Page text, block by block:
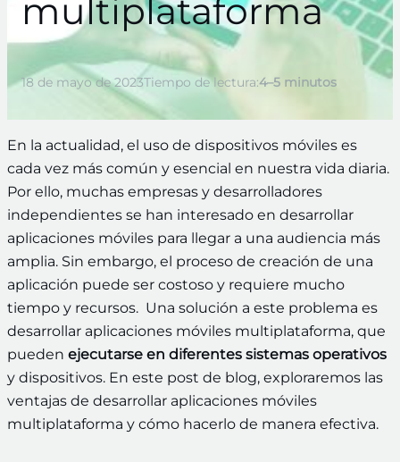
multiplataforma
18 de mayo de 2023Tiempo de lectura:4–5 minutos
En la actualidad, el uso de dispositivos móviles es
cada vez más común y esencial en nuestra vida diaria.
Por ello, muchas empresas y desarrolladores
independientes se han interesado en desarrollar
aplicaciones móviles para llegar a una audiencia más
amplia. Sin embargo, el proceso de creación de una
aplicación puede ser costoso y requiere mucho
tiempo y recursos. Una solución a este problema es
desarrollar aplicaciones móviles multiplataforma, que
pueden ejecutarse en diferentes sistemas operativos
y dispositivos. En este post de blog, exploraremos las
ventajas de desarrollar aplicaciones móviles
multiplataforma y cómo hacerlo de manera efectiva.